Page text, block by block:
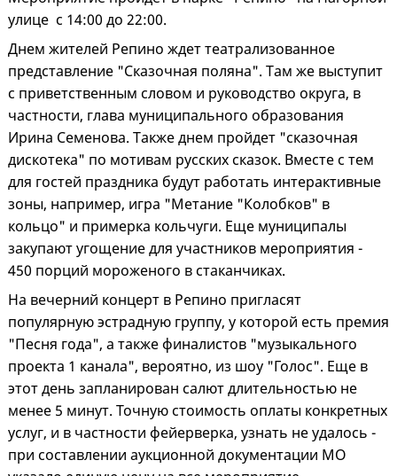
улице с 14:00 до 22:00.
Днем жителей Репино ждет театрализованное
представление "Сказочная поляна". Там же выступит
с приветственным словом и руководство округа, в
частности, глава муниципального образования
Ирина Семенова. Также днем пройдет "сказочная
дискотека" по мотивам русских сказок. Вместе с тем
для гостей праздника будут работать интерактивные
зоны, например, игра "Метание "Колобков" в
кольцо" и примерка кольчуги. Еще муниципалы
закупают угощение для участников мероприятия -
450 порций мороженого в стаканчиках.
На вечерний концерт в Репино пригласят
популярную эстрадную группу, у которой есть премия
"Песня года", а также финалистов "музыкального
проекта 1 канала", вероятно, из шоу "Голос". Еще в
этот день запланирован салют длительностью не
менее 5 минут. Точную стоимость оплаты конкретных
услуг, и в частности фейерверка, узнать не удалось -
при составлении аукционной документации МО